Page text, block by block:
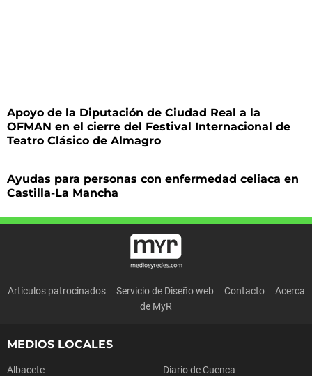
Apoyo de la Diputación de Ciudad Real a la
OFMAN en el cierre del Festival Internacional de
Teatro Clásico de Almagro
Ayudas para personas con enfermedad celiaca en
Castilla-La Mancha
Artículos patrocinados Servicio de Diseño web Contacto
Acerca
de MyR
MEDIOS LOCALES
Albacete Diario de Cuenca